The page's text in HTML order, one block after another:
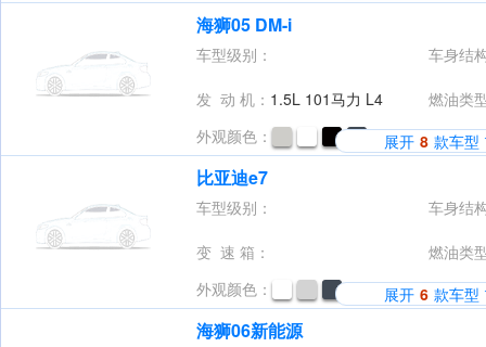
海狮05 DM-i
车型级别： 车身结
发 动 机： 1.5L 101马力 L4
燃油类
外观颜色：
展开 8 款车型
比亚迪e7
车型级别： 车身结
变 速 箱：
燃油类
外观颜色：
展开 6 款车型
海狮06新能源